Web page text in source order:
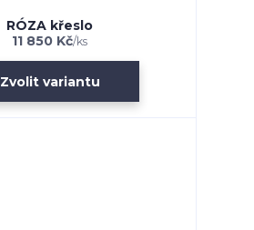
RÓZA křeslo
11 850 Kč/ks
Zvolit variantu